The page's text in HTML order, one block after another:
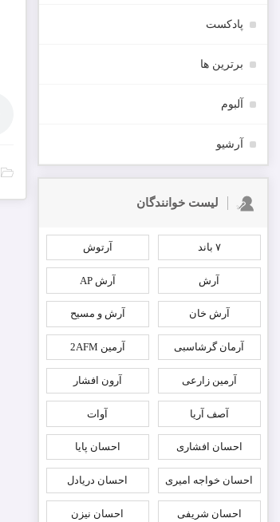
پادکست
برترین ها
آلبوم
آرشیو
لیست خوانندگان
۷ باند آرتوش
آرش آرش AP
آرش خان آرش و مسیح
آرمان گرشاسبی آرمین 2AFM
آرمین زارعی آرون افشار
آصف آریا آوات
احسان افشاری احسان پایا
احسان خواجه امیری احسان دریادل
احسان شریفی احسان نیزن